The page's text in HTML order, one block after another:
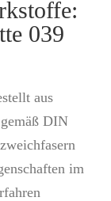
039
aus
DIN
im